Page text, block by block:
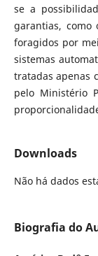
se a
garantias, como
foragidos por
sistemas
tratadas apenas
pelo Ministério
Downloads
Não há dados
Biografia do